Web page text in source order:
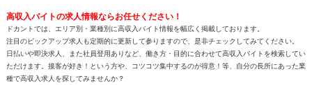
高収入バイトの求人情報ならお任せください！
ドカントでは、エリア別・業種別に高収入バイト情報を幅広く掲載しております。
注目のピックアップ求人も定期的に更新して参りますので、是非チェックしてみてください。
日払いや即決求人、また社員登用ありなど、働き方・目的に合わせて高収入バイトを検索してい
ただけます。接客が好き！という方や、コツコツ集中するのが得意！等、自分の長所にあった業
種で高収入求人を探してみませんか？